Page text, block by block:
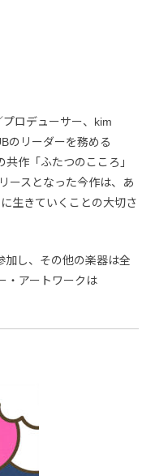
ロデューサー、kim
のリーダーを務める
作「ふたつのこころ」
ースとなった今作は、あ
生きていくことの大切さ
加し、その他の楽器は全
・アートワークは